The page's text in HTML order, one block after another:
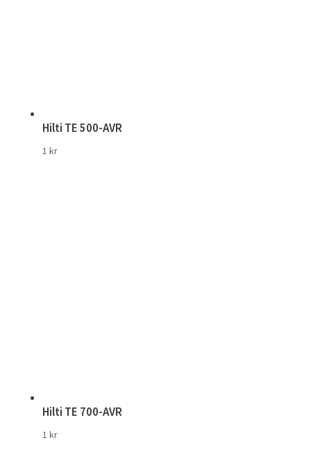
Hilti TE 500-AVR
1 kr
Hilti TE 700-AVR
1 kr